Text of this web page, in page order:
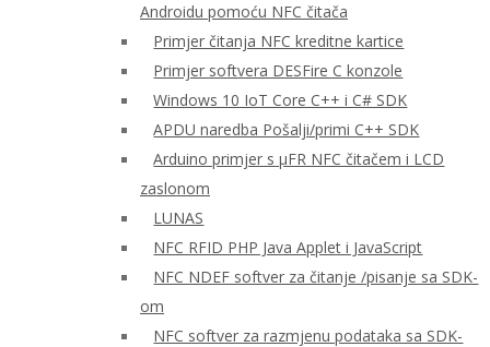
Androidu pomoću NFC čitača
Primjer čitanja NFC kreditne kartice
Primjer softvera DESFire C konzole
Windows 10 IoT Core C++ i C# SDK
APDU naredba Pošalji/primi C++ SDK
Arduino primjer s μFR NFC čitačem i LCD
zaslonom
LUNAS
NFC RFID PHP Java Applet i JavaScript
NFC NDEF softver za čitanje /pisanje sa SDK-
om
NFC softver za razmjenu podataka sa SDK-